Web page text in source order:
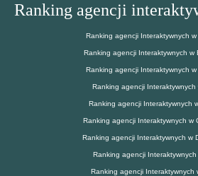
Ranking agencji
Ranking agencji Interaktywnych w
Ranking agencji Interaktywnych w
Ranking agencji Interaktywnych
Ranking agencji Interaktywnych
Ranking agencji Interaktywnych
Ranking agencji Interaktywnych w
Ranking agencji Interaktywnych w
Ranking agencji Interaktywnych
Ranking agencji Interaktywnych